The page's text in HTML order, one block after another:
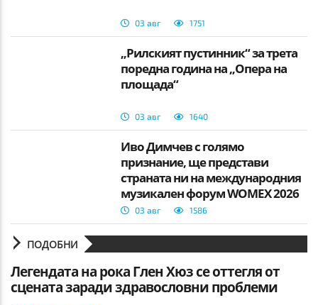
03 авг 1751
„Рилският пустинник“ за трета
поредна година на „Опера на
площада“
03 авг 1640
Иво Димчев с голямо
признание, ще представи
страната ни на международния
музикален форум WOMEX 2026
03 авг 1586
ПОДОБНИ
Легендата на рока Глен Хюз се оттегля от
сцената заради здравословни проблеми